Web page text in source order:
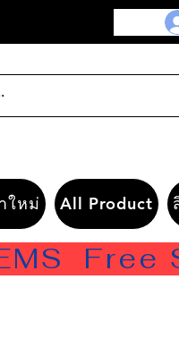
ใหม่ All Product
Free